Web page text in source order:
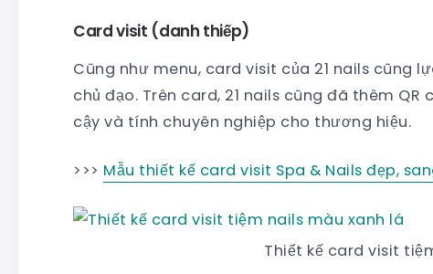
Card visit (danh thiếp)
Cũng như menu, card visit của 21 nails cũng
chủ đạo. Trên card, 21 nails cũng đã thêm
cậy và tính chuyên nghiệp cho thương hiệu.
>>> Mẫu thiết kế card visit Spa & Nails đẹp,
Thiết kế card visit